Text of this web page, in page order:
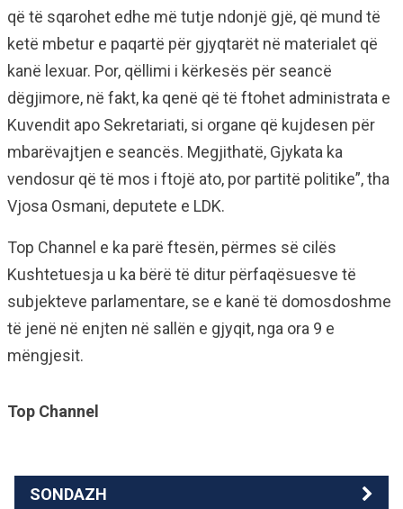
që të sqarohet edhe më tutje ndonjë gjë, që mund të
ketë mbetur e paqartë për gjyqtarët në materialet që
kanë lexuar. Por, qëllimi i kërkesës për seancë
dëgjimore, në fakt, ka qenë që të ftohet administrata e
Kuvendit apo Sekretariati, si organe që kujdesen për
mbarëvajtjen e seancës. Megjithatë, Gjykata ka
vendosur që të mos i ftojë ato, por partitë politike”, tha
Vjosa Osmani, deputete e LDK.
Top Channel e ka parë ftesën, përmes së cilës
Kushtetuesja u ka bërë të ditur përfaqësuesve të
subjekteve parlamentare, se e kanë të domosdoshme
të jenë në enjten në sallën e gjyqit, nga ora 9 e
mëngjesit.
Top Channel
SONDAZH